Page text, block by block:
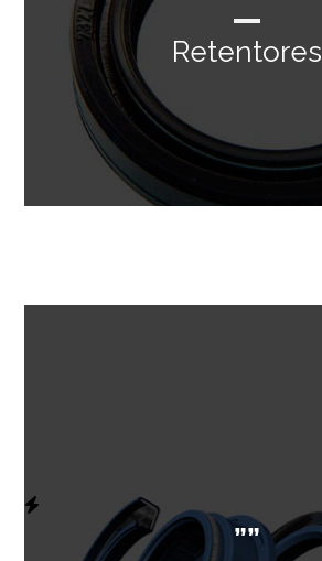
Retentores
””